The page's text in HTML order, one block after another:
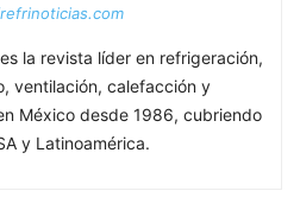
es la revista líder en refrigeración,
ventilación, calefacción y
México desde 1986, cubriendo
y Latinoamérica.